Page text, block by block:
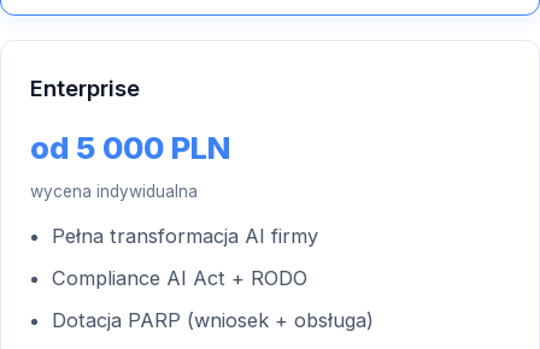
Enterprise
od 5 000 PLN
wycena indywidualna
Pełna transformacja AI firmy
Compliance AI Act + RODO
Dotacja PARP (wniosek + obsługa)